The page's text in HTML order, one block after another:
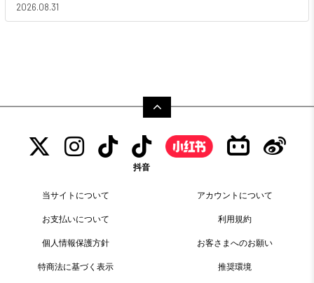
2026.08.31
抖音
当サイトについて アカウントについて
お支払いについて 利用規約
個人情報保護方針 お客さまへのお願い
特商法に基づく表示 推奨環境